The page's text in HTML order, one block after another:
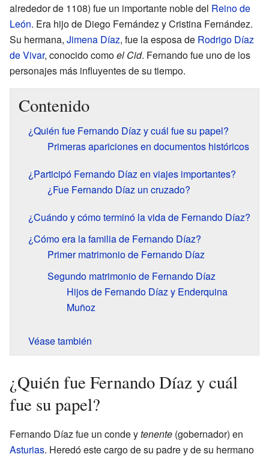
alrededor de 1108) fue un importante noble del Reino de
León. Era hijo de Diego Fernández y Cristina Fernández.
Su hermana, Jimena Díaz, fue la esposa de Rodrigo Díaz
de Vivar, conocido comoel Cid. Fernando fue uno de los
personajes más influyentes de su tiempo.
Contenido
¿Quién fue Fernando Díaz y cuál fue su papel?
Primeras apariciones en documentos históricos
¿Participó Fernando Díaz en viajes importantes?
¿Fue Fernando Díaz un cruzado?
¿Cuándo y cómo terminó la vida de Fernando Díaz?
¿Cómo era la familia de Fernando Díaz?
Primer matrimonio de Fernando Díaz
Segundo matrimonio de Fernando Díaz
Hijos de Fernando Díaz y Enderquina
Muñoz
Véase también
¿Quién fue Fernando Díaz y cuál
fue su papel?
Fernando Díaz fue un conde ytenente (gobernador) en
Asturias. Heredó este cargo de su padre y de su hermano